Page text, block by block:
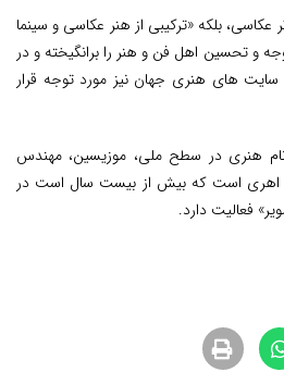
عکاسی، بلکه «ترکیبی از هنر عکاسی و سینما
و تحسین اهل فن و هنر را برانگیخته و در
های هنری جهان نیز مورد توجه قرار
هنری در سطح ملی، موزیسین، مهندس
اهری است که بیش از بیست سال است در
فعالیت دارد.